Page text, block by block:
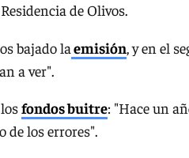
de Olivos.
bajado laemisión , y en el
a ver".
fondos buitre: "Hace un
de los errores".